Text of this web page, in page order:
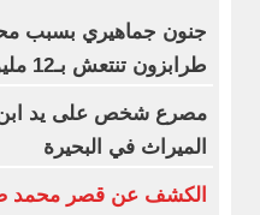
جنون جماهيري بسبب
طرابزون تنتعش بـ12 مليون يورو
مصرع شخص على يد
الميراث في البحيرة
الكشف عن قصر محمد